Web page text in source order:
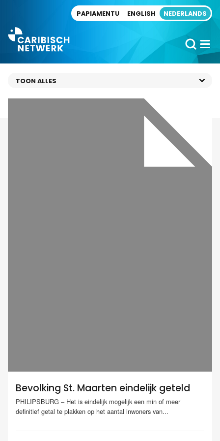
PAPIAMENTU ENGLISH NEDERLANDS
Bevolking St. Maarten eindelijk geteld
PHILIPSBURG – Het is eindelijk mogelijk een min of meer
definitief getal te plakken op het aantal inwoners van...